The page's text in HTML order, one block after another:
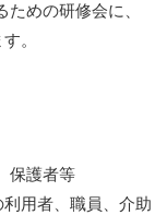
めの研修会に、
。
保護者等
用者、職員、介助